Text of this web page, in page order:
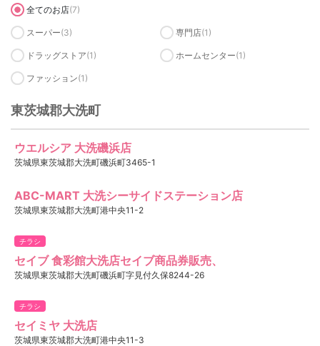
全てのお店(7)
スーパー(3) 専門店(1)
ドラッグストア(1) ホームセンター(1)
ファッション(1)
東茨城郡大洗町
ウエルシア 大洗磯浜店
茨城県東茨城郡大洗町磯浜町3465-1
ABC-MART 大洗シーサイドステーション店
茨城県東茨城郡大洗町港中央11-2
チラシ
セイブ 食彩館大洗店セイブ商品券販売、
茨城県東茨城郡大洗町磯浜町字見付久保8244-26
チラシ
セイミヤ 大洗店
茨城県東茨城郡大洗町港中央11-3